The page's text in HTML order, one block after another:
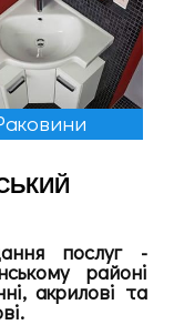
послуг -
районі
акрилові та